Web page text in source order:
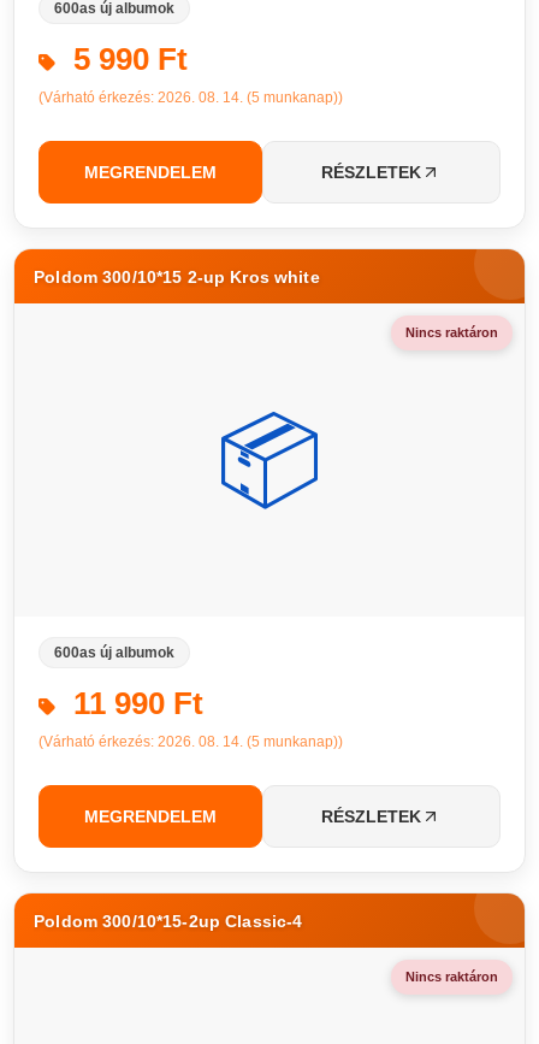
600as új albumok
5 990 Ft
(Várható érkezés: 2026. 08. 14. (5 munkanap))
MEGRENDELEM RÉSZLETEK
Poldom 300/10*15 2-up Kros white
Nincs raktáron
📦
600as új albumok
11 990 Ft
(Várható érkezés: 2026. 08. 14. (5 munkanap))
MEGRENDELEM RÉSZLETEK
Poldom 300/10*15-2up Classic-4
Nincs raktáron